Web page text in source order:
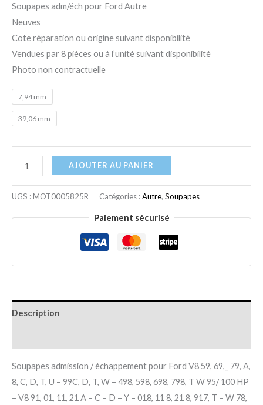
Soupapes adm/éch pour Ford Autre
Neuves
Cote réparation ou origine suivant disponibilité
Vendues par 8 pièces ou à l’unité suivant disponibilité
Photo non contractuelle
7,94 mm
39,06 mm
91,
01,
11,
21
A
-
C
-
-
018,
11
8,
-
81
A
AJOUTER AU PANIER
UGS :MOT0005825R Catégories :Autre, Soupapes
Paiement sécurisé
Description
Soupapes admission / échappement pour Ford V8 59, 69,_ 79, A,
8, C, D, T, U – 99C, D, T, W – 498, 598, 698, 798, T W 95/ 100 HP
– V8 91, 01, 11, 21 A – C – D – Y – 018, 11 8, 21 8, 917, T – W 78,